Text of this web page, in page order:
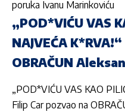
poruka Ivanu Marinkoviću
„POD*VIĆU VAS
NAJVEĆA
OBRAČUN
„POD*VIĆU VAS KAO
Filip Car pozvao na